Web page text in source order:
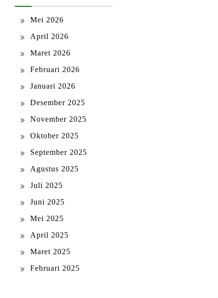
Mei 2026
April 2026
Maret 2026
Februari 2026
Januari 2026
Desember 2025
November 2025
Oktober 2025
September 2025
Agustus 2025
Juli 2025
Juni 2025
Mei 2025
April 2025
Maret 2025
Februari 2025